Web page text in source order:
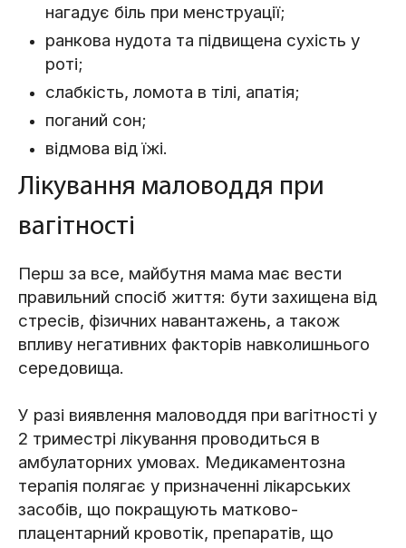
нагадує біль при менструації;
ранкова нудота та підвищена сухість у
роті;
слабкість, ломота в тілі, апатія;
поганий сон;
відмова від їжі.
Лікування маловоддя при
вагітності
Перш за все, майбутня мама має вести
правильний спосіб життя: бути захищена від
стресів, фізичних навантажень, а також
впливу негативних факторів навколишнього
середовища.
У разі виявлення маловоддя при вагітності у
2 триместрі лікування проводиться в
амбулаторних умовах. Медикаментозна
терапія полягає у призначенні лікарських
засобів, що покращують матково-
плацентарний кровотік, препаратів, що